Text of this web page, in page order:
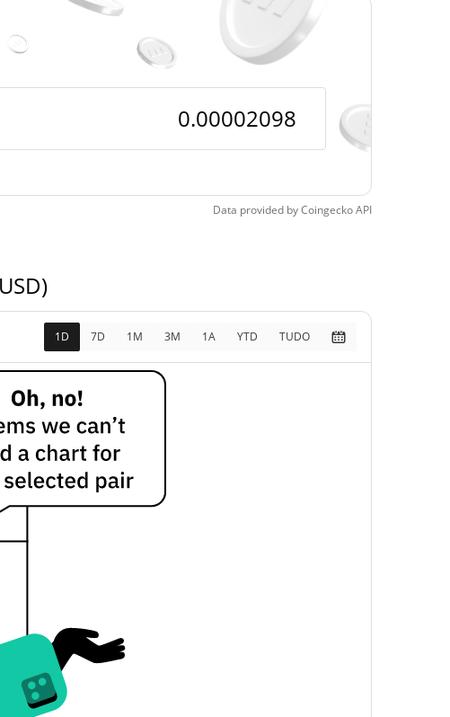
Data provided byCoingeckoAPI
1D 7D 1M 3M 1A YTD TUDO